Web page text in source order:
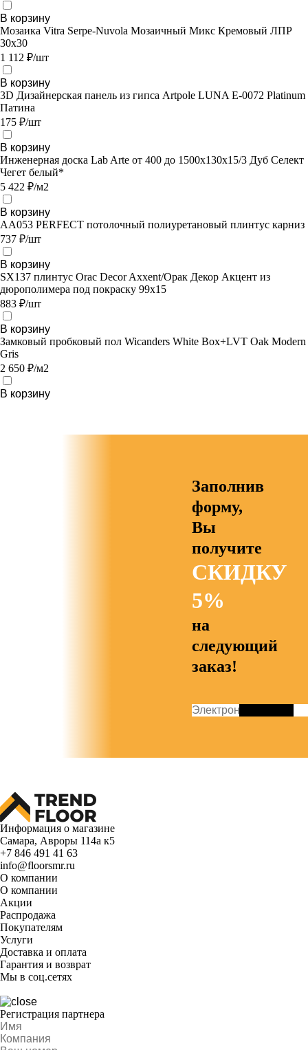
В корзину
Мозаика Vitra Serpe-Nuvola Мозаичный Микс Кремовый ЛПР
30х30
1 112 ₽/шт
В корзину
3D Дизайнерская панель из гипса Artpole LUNA E-0072 Platinum
Патина
175 ₽/шт
В корзину
Инженерная доска Lab Arte от 400 до 1500х130х15/3 Дуб Селект
Чегет белый*
5 422 ₽/м2
В корзину
AA053 PERFECT потолочный полиуретановый плинтус карниз
737 ₽/шт
В корзину
SX137 плинтус Orac Decor Axxent/Орак Декор Акцент из
дюрополимера под покраску 99x15
883 ₽/шт
В корзину
Замковый пробковый пол Wicanders White Box+LVT Oak Modern
Gris
2 650 ₽/м2
В корзину
Заполнив
форму,
Вы
получите
СКИДКУ
5%
на
следующий
заказ!
Информация о магазине
Самара, Авроры 114а к5
+7 846 491 41 63
info@floorsmr.ru
О компании
О компании
Акции
Распродажа
Покупателям
Услуги
Доставка и оплата
Гарантия и возврат
Мы в соц.сетях
Регистрация партнера